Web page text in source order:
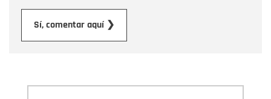
Sí, comentar aquí ❯